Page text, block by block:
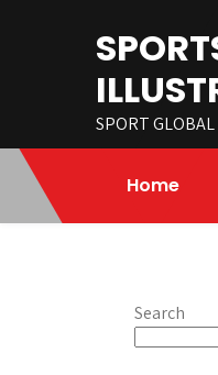
SPORT GLOBAL
Home
Search